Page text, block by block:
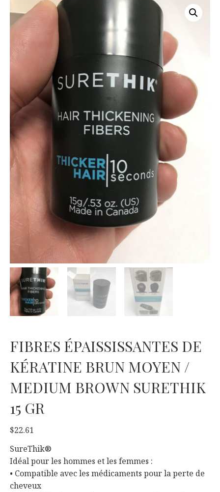
FIBRES ÉPAISSISSANTES DE
KÉRATINE BRUN MOYEN /
MEDIUM BROWN SURETHIK
15 GR
$22.61
SureThik®
Idéal pour les hommes et les femmes :
• Compatible avec les médicaments pour la perte de
cheveux